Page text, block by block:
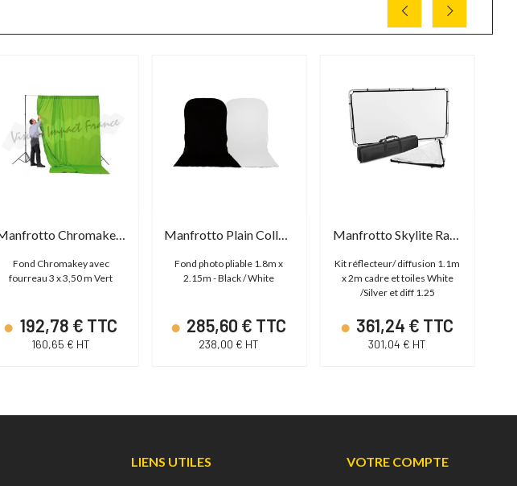
Manfrotto Chromakey Green 3 x 3.5m Curtain
Fond Chromakey avec
fourreau 3 x 3,50 m Vert
192,78 € TTC
160,65 € HT
Manfrotto Plain Collapsible with Train Black / White 1.8m x 2.15m
Fond photo pliable 1.8m x
2.15m - Black / White
285,60 € TTC
238,00 € HT
Manfrotto Skylite Rapid Medium Kit
Kit réflecteur/ diffusion 1.1m
x 2m cadre et toiles White
/Silver et diff 1.25
361,24 € TTC
301,04 € HT
LIENS UTILES VOTRE COMPTE